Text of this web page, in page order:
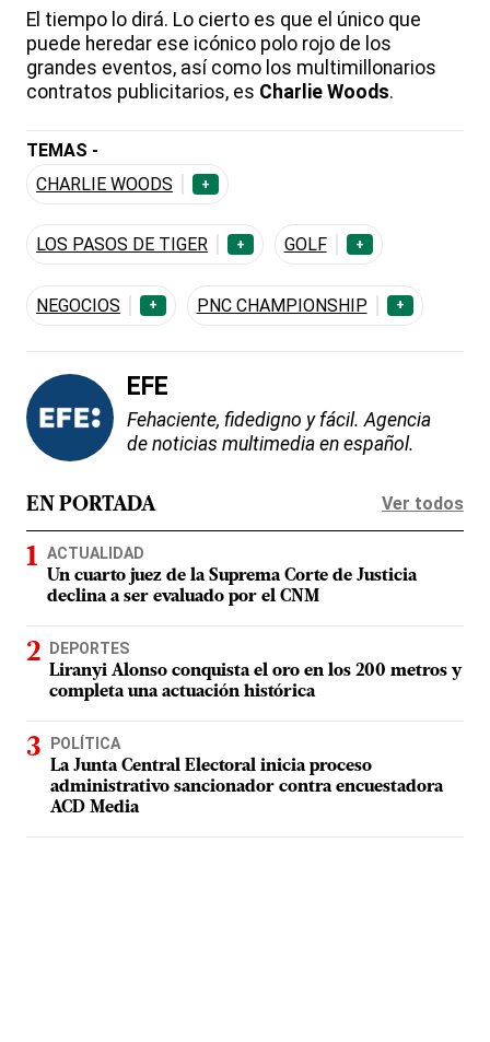
El tiempo lo dirá. Lo cierto es que el único que
puede heredar ese icónico polo rojo de los
grandes eventos, así como los multimillonarios
contratos publicitarios, es Charlie Woods.
TEMAS -
CHARLIE WOODS
+
LOS PASOS DE TIGER + GOLF +
NEGOCIOS + PNC CHAMPIONSHIP +
EFE
Fehaciente, fidedigno y fácil. Agencia
de noticias multimedia en español.
EN PORTADA Ver todos
ACTUALIDAD
Un cuarto juez de la Suprema Corte de Justicia
declina a ser evaluado por el CNM
DEPORTES
Liranyi Alonso conquista el oro en los 200 metros y
completa una actuación histórica
POLÍTICA
La Junta Central Electoral inicia proceso
administrativo sancionador contra encuestadora
ACD Media